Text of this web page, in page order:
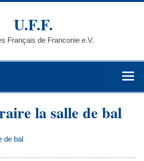
U.F.F.
Français de Franconie e.V.
la salle de bal
de bal